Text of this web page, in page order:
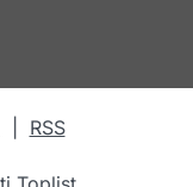
RSS